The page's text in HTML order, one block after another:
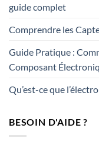
guide complet
Comprendre les
Guide Pratique :
Composant
Qu’est-ce que
BESOIN D'AIDE ?